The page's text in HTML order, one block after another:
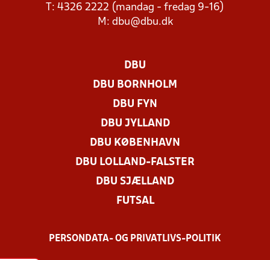
T: 4326 2222 (mandag - fredag 9-16)
M: dbu@dbu.dk
DBU
DBU BORNHOLM
DBU FYN
DBU JYLLAND
DBU KØBENHAVN
DBU LOLLAND-FALSTER
DBU SJÆLLAND
FUTSAL
PERSONDATA- OG PRIVATLIVS-POLITIK